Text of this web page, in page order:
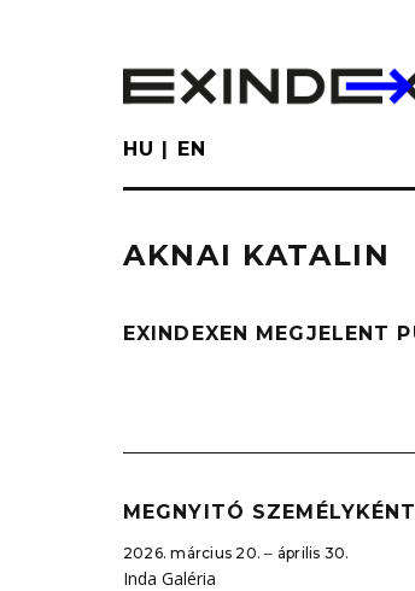
HU EN
AKNAI KATALIN
EXINDEXEN MEGJELENT
MEGNYITÓ SZEMÉLYKÉNT
2026. március 20. ‒ április 30.
Inda Galéria